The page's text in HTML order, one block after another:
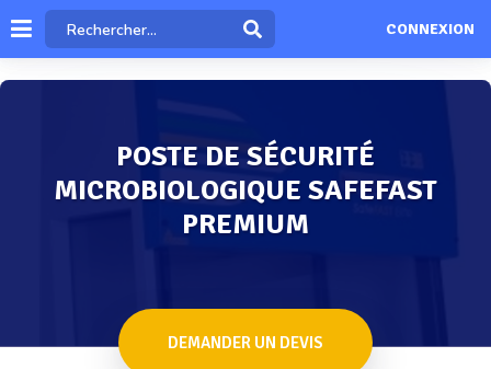
CONNEXION
POSTE DE SÉCURITÉ
MICROBIOLOGIQUE SAFEFAST
PREMIUM
DEMANDER UN DEVIS